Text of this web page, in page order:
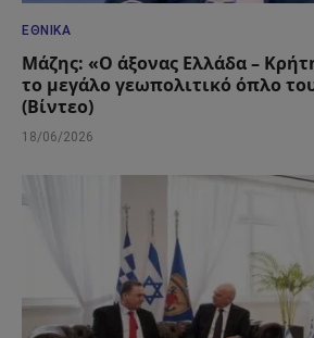
ΕΘΝΙΚΆ
Μάζης: «Ο άξονας Ελλάδα –
το μεγάλο γεωπολιτικό όπλο
(Βίντεο)
18/06/2026